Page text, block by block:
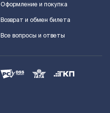
Оформление и покупка
Возврат и обмен билета
Все вопросы и ответы